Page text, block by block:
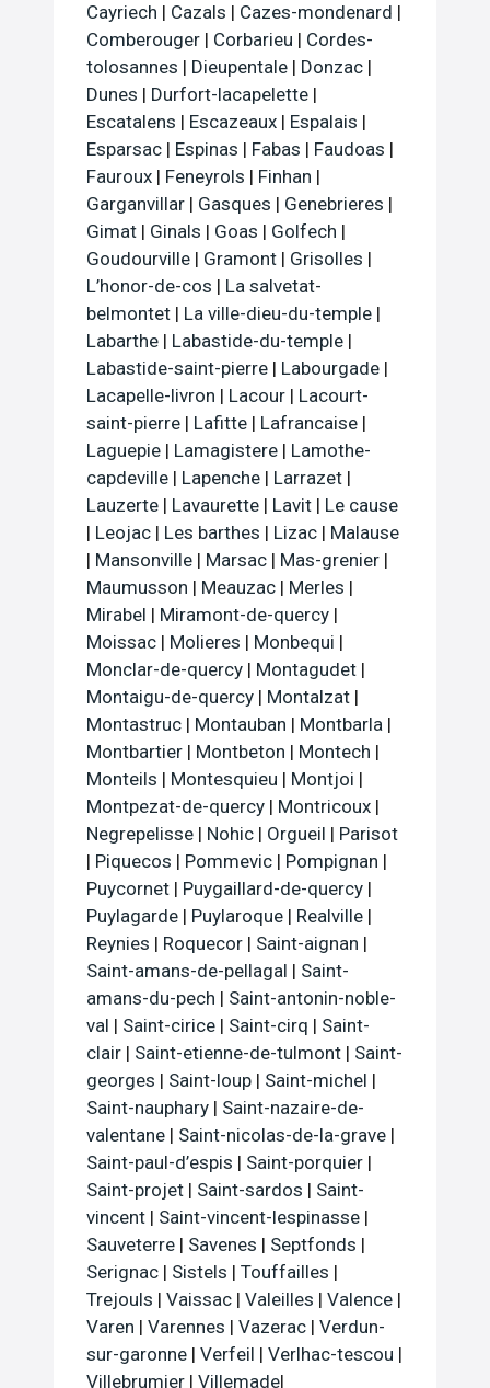
Cayriech | Cazals | Cazes-mondenard |
Comberouger | Corbarieu | Cordes-
tolosannes | Dieupentale | Donzac |
Dunes | Durfort-lacapelette |
Escatalens | Escazeaux | Espalais |
Esparsac | Espinas | Fabas | Faudoas |
Fauroux | Feneyrols | Finhan |
Garganvillar | Gasques | Genebrieres |
Gimat | Ginals | Goas | Golfech |
Goudourville | Gramont | Grisolles |
L’honor-de-cos | La salvetat-
belmontet | La ville-dieu-du-temple |
Labarthe | Labastide-du-temple |
Labastide-saint-pierre | Labourgade |
Lacapelle-livron | Lacour | Lacourt-
saint-pierre | Lafitte | Lafrancaise |
Laguepie | Lamagistere | Lamothe-
capdeville | Lapenche | Larrazet |
Lauzerte | Lavaurette | Lavit | Le cause
| Leojac | Les barthes | Lizac | Malause
| Mansonville | Marsac | Mas-grenier |
Maumusson | Meauzac | Merles |
Mirabel | Miramont-de-quercy |
Moissac | Molieres | Monbequi |
Monclar-de-quercy | Montagudet |
Montaigu-de-quercy | Montalzat |
Montastruc | Montauban | Montbarla |
Montbartier | Montbeton | Montech |
Monteils | Montesquieu | Montjoi |
Montpezat-de-quercy | Montricoux |
Negrepelisse | Nohic | Orgueil | Parisot
| Piquecos | Pommevic | Pompignan |
Puycornet | Puygaillard-de-quercy |
Puylagarde | Puylaroque | Realville |
Reynies | Roquecor | Saint-aignan |
Saint-amans-de-pellagal | Saint-
amans-du-pech | Saint-antonin-noble-
val | Saint-cirice | Saint-cirq | Saint-
clair | Saint-etienne-de-tulmont | Saint-
georges | Saint-loup | Saint-michel |
Saint-nauphary | Saint-nazaire-de-
valentane | Saint-nicolas-de-la-grave |
Saint-paul-d’espis | Saint-porquier |
Saint-projet | Saint-sardos | Saint-
vincent | Saint-vincent-lespinasse |
Sauveterre | Savenes | Septfonds |
Serignac | Sistels | Touffailles |
Trejouls | Vaissac | Valeilles | Valence |
Varen | Varennes | Vazerac | Verdun-
sur-garonne | Verfeil | Verlhac-tescou |
Villebrumier | Villemade|